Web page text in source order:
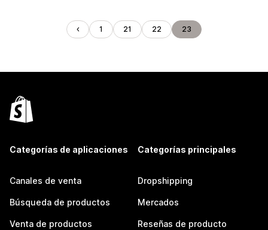
1 21 22 23
Categorías de aplicaciones
Canales de venta
Búsqueda de productos
Venta de productos
Categorías principales
Dropshipping
Mercados
Reseñas de producto